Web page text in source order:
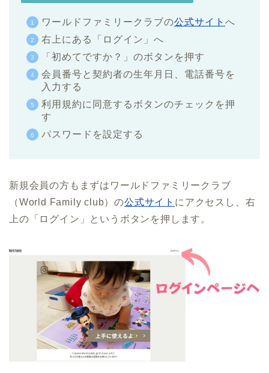
ワールドファミリークラブの公式サイト へ
右上にある「ログイン」へ
「初めてですか？」のボタンを押す
会員番号と契約者の生年月日、電話番号を
入力する
利用規約に同意するボタンのチェックを押
す
パスワードを設定する
新規会員の方もまずはワールドファミリークラブ
（World Family club）の公式サイト にアクセスし、右
上の「ログイン」というボタンを押します。